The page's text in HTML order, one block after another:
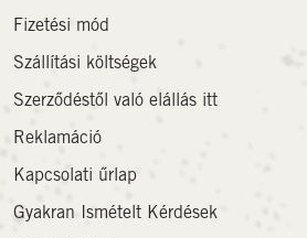
Fizetési mód
Szállítási költségek
Szerződéstől való elállás itt
Reklamáció
Kapcsolati űrlap
Gyakran Ismételt Kérdések